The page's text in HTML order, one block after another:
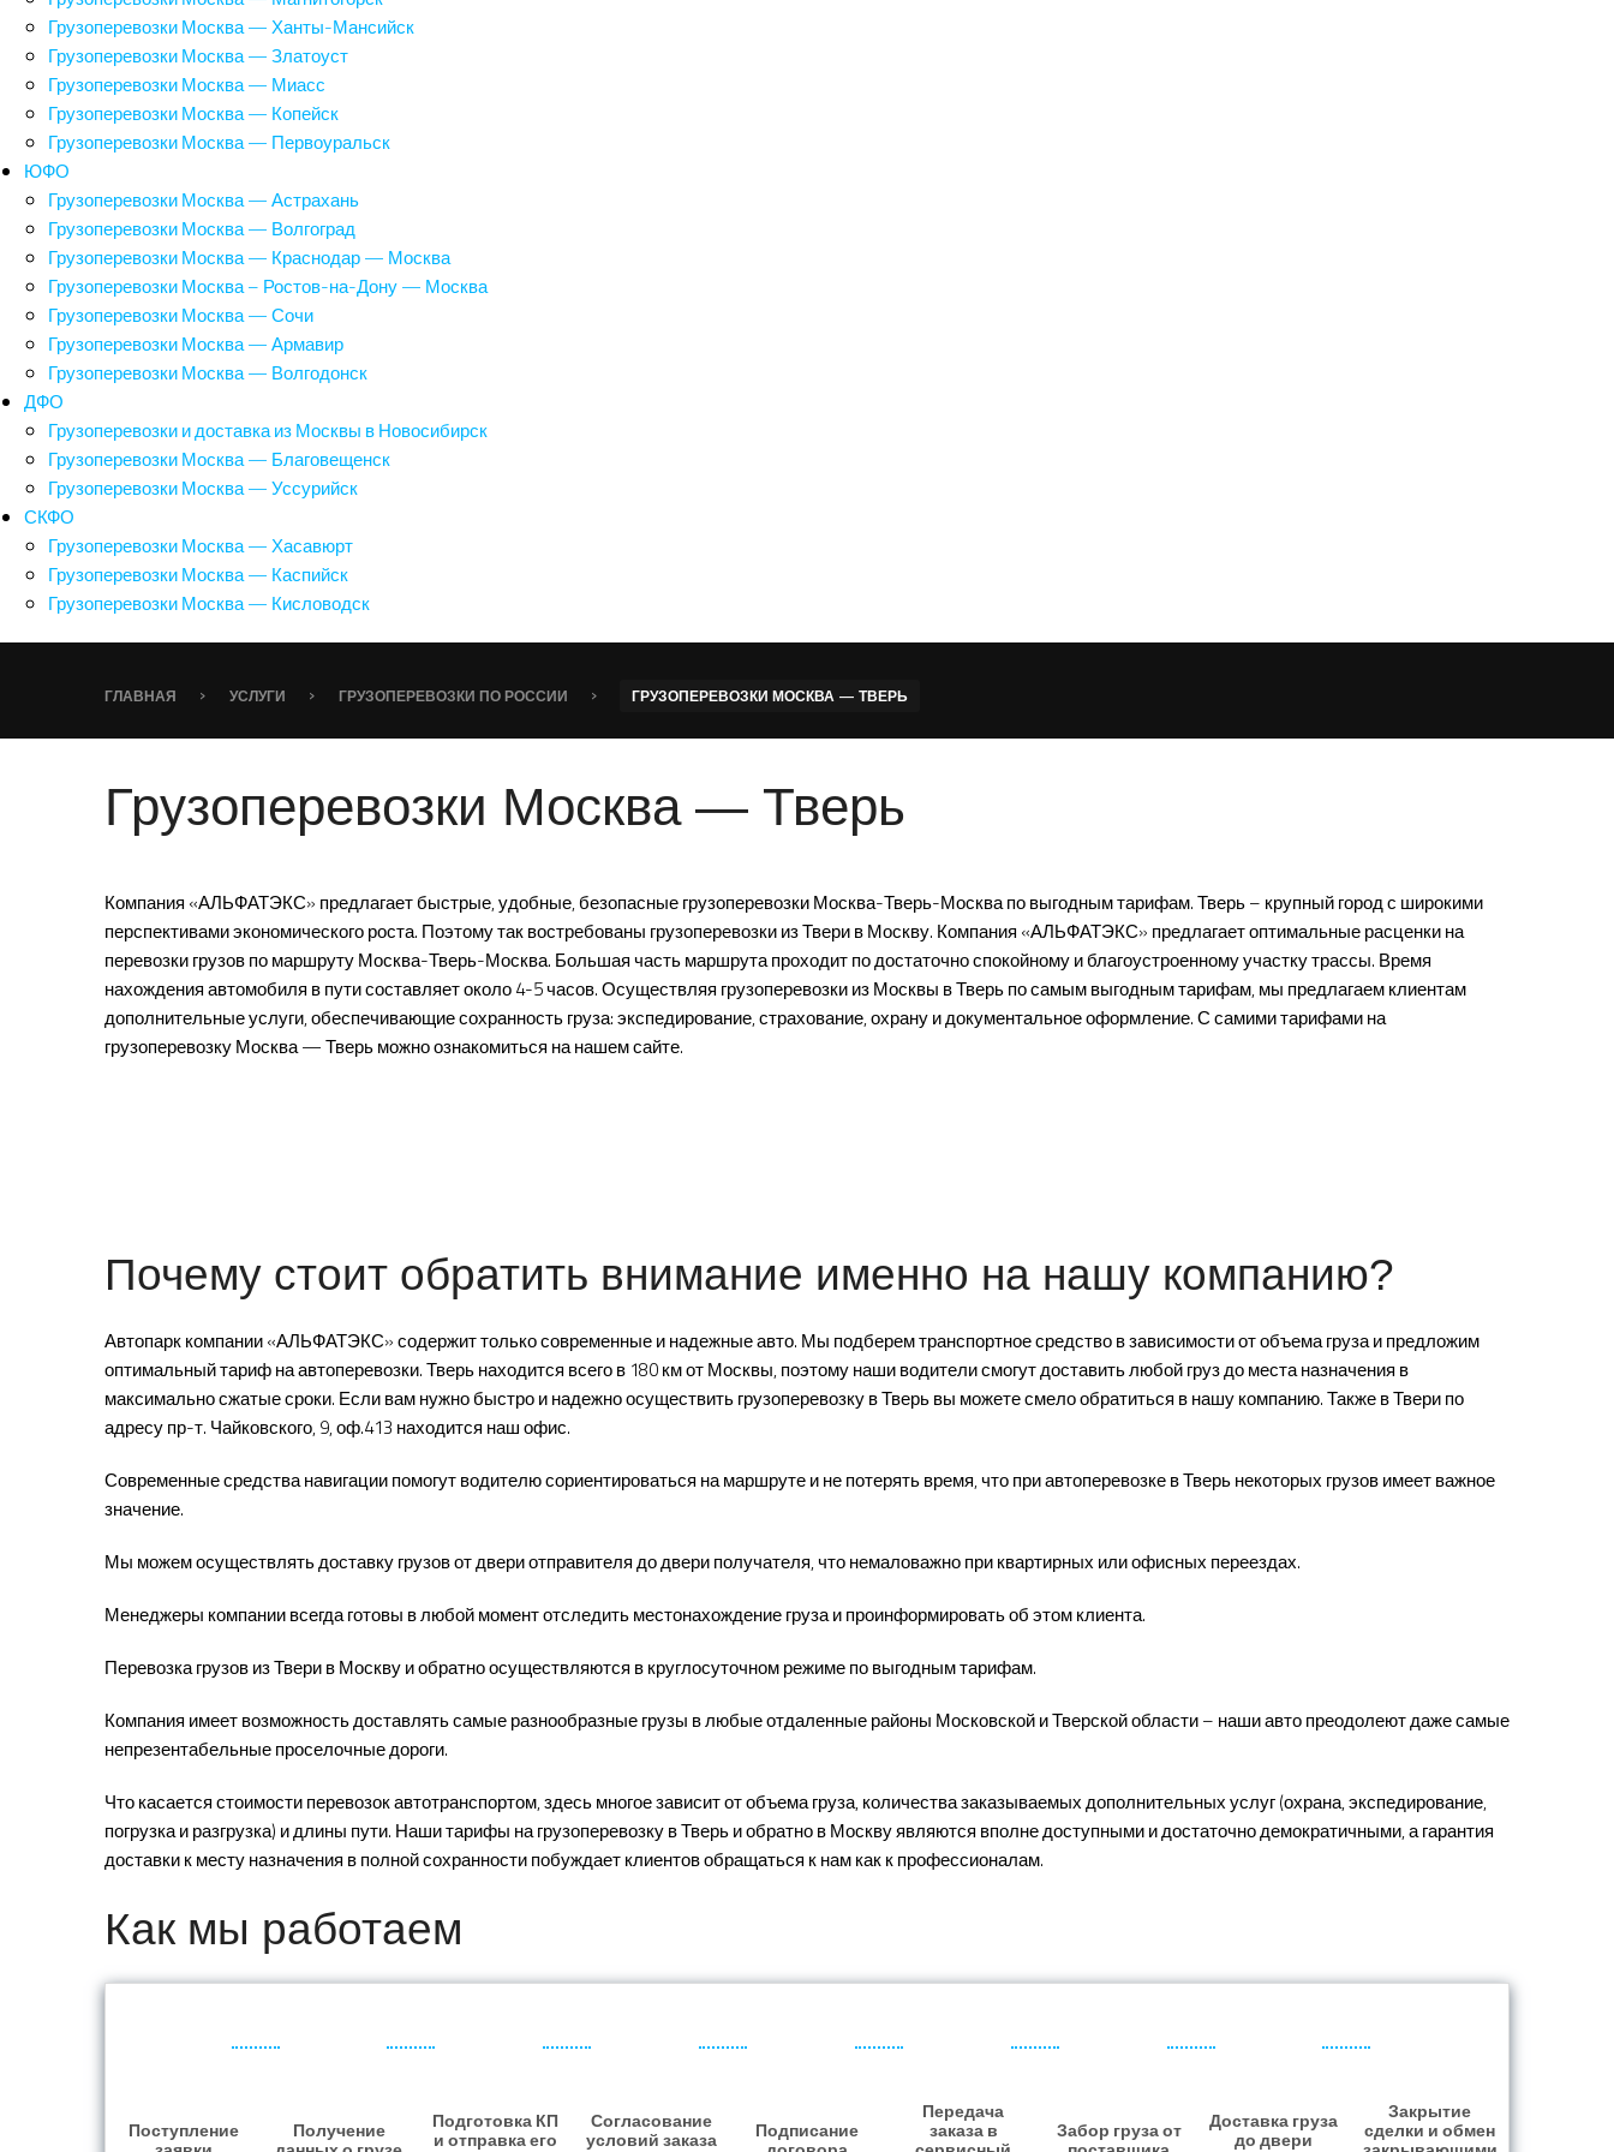
Грузоперевозки Москва — Ханты-Мансийск
Грузоперевозки Москва — Златоуст
Грузоперевозки Москва — Миасс
Грузоперевозки Москва — Копейск
Грузоперевозки Москва — Первоуральск
ЮФО
Грузоперевозки Москва — Астрахань
Грузоперевозки Москва — Волгоград
Грузоперевозки Москва — Краснодар — Москва
Грузоперевозки Москва – Ростов-на-Дону — Москва
Грузоперевозки Москва — Сочи
Грузоперевозки Москва — Армавир
Грузоперевозки Москва — Волгодонск
ДФО
Грузоперевозки и доставка из Москвы в Новосибирск
Грузоперевозки Москва — Благовещенск
Грузоперевозки Москва — Уссурийск
СКФО
Грузоперевозки Москва — Хасавюрт
Грузоперевозки Москва — Каспийск
Грузоперевозки Москва — Кисловодск
ГЛАВНАЯ › УСЛУГИ › ГРУЗОПЕРЕВОЗКИ ПО РОССИИ › ГРУЗОПЕРЕВОЗКИ МОСКВА — ТВЕРЬ
Грузоперевозки Москва — Тверь
Компания «АЛЬФАТЭКС» предлагает быстрые, удобные, безопасные грузоперевозки Москва-Тверь-Москва по выгодным тарифам. Тверь – крупный город с широкими
перспективами экономического роста. Поэтому так востребованы грузоперевозки из Твери в Москву. Компания «АЛЬФАТЭКС» предлагает оптимальные расценки на
перевозки грузов по маршруту Москва-Тверь-Москва. Большая часть маршрута проходит по достаточно спокойному и благоустроенному участку трассы. Время
нахождения автомобиля в пути составляет около 4-5 часов. Осуществляя грузоперевозки из Москвы в Тверь по самым выгодным тарифам, мы предлагаем клиентам
дополнительные услуги, обеспечивающие сохранность груза: экспедирование, страхование, охрану и документальное оформление. С самими тарифами на
грузоперевозку Москва — Тверь можно ознакомиться на нашем сайте.
Почему стоит обратить внимание именно на нашу компанию?
Автопарк компании «АЛЬФАТЭКС» содержит только современные и надежные авто. Мы подберем транспортное средство в зависимости от объема груза и предложим
оптимальный тариф на автоперевозки. Тверь находится всего в 180 км от Москвы, поэтому наши водители смогут доставить любой груз до места назначения в
максимально сжатые сроки. Если вам нужно быстро и надежно осуществить грузоперевозку в Тверь вы можете смело обратиться в нашу компанию. Также в Твери по
адресу пр-т. Чайковского, 9, оф.413 находится наш офис.
Современные средства навигации помогут водителю сориентироваться на маршруте и не потерять время, что при автоперевозке в Тверь некоторых грузов имеет важное
значение.
Мы можем осуществлять доставку грузов от двери отправителя до двери получателя, что немаловажно при квартирных или офисных переездах.
Менеджеры компании всегда готовы в любой момент отследить местонахождение груза и проинформировать об этом клиента.
Перевозка грузов из Твери в Москву и обратно осуществляются в круглосуточном режиме по выгодным тарифам.
Компания имеет возможность доставлять самые разнообразные грузы в любые отдаленные районы Московской и Тверской области – наши авто преодолеют даже самые
непрезентабельные проселочные дороги.
Что касается стоимости перевозок автотранспортом, здесь многое зависит от объема груза, количества заказываемых дополнительных услуг (охрана, экспедирование,
погрузка и разгрузка) и длины пути. Наши тарифы на грузоперевозку в Тверь и обратно в Москву являются вполне доступными и достаточно демократичными, а гарантия
доставки к месту назначения в полной сохранности побуждает клиентов обращаться к нам как к профессионалам.
Как мы работаем
Поступление Получение Подготовка КП
и отправка его
Согласование
условий заказа Подписание
Передача
заказа в Забор груза от Доставка груза
до двери
Закрытие
сделки и обмен